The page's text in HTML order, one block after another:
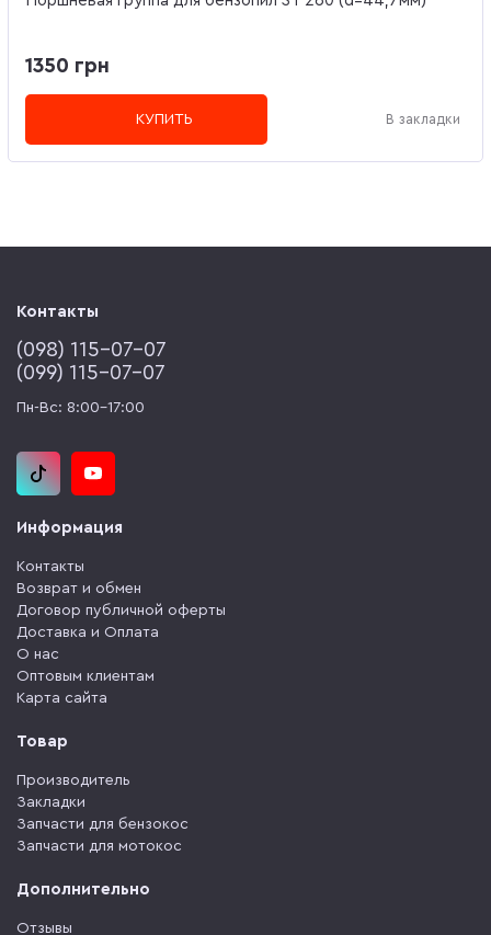
1350 грн
КУПИТЬ В закладки
Контакты
(‎098) 115-07-07
(‎099) 115-07-07
Пн-Вс: 8:00-17:00
Информация
Контакты
Возврат и обмен
Договор публичной оферты
Доставка и Оплата
О нас
Оптовым клиентам
Карта сайта
Товар
Производитель
Закладки
Запчасти для бензокос
Запчасти для мотокос
Дополнительно
Отзывы